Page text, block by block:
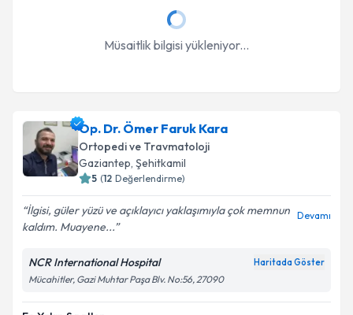
Müsaitlik bilgisi yükleniyor...
Op. Dr. Ömer Faruk Kara
Ortopedi ve Travmatoloji
Gaziantep, Şehitkamil
5 (12 Değerlendirme)
İlgisi, güler yüzü ve açıklayıcı yaklaşımıyla çok memnun
kaldım. Muayene...
Devamı
NCR International Hospital Haritada Göster
Mücahitler, Gazi Muhtar Paşa Blv. No:56, 27090